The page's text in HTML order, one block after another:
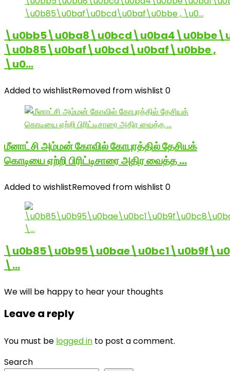
\u0b85\u0baf\u0bcd\u0baf\u0bbe ,
\u0…
Added to wishlistRemoved from wishlist 0
மீனாட்சி அம்மன் கோவில் கோபுரத்தில் தேசியக்
கொடியை ஏற்றி பிரிட்டிசாரை அதிர வைத்த …
Added to wishlistRemoved from wishlist 0
\…
We will be happy to hear your thoughts
Leave a reply
You must be logged in to post a comment.
Search